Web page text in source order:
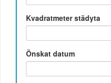
Kvadratmeter städyta
Önskat datum